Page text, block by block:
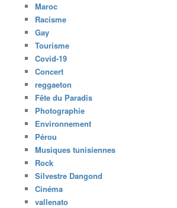
Maroc
Racisme
Gay
Tourisme
Covid-19
Concert
reggaeton
Fête du Paradis
Photographie
Environnement
Pérou
Musiques tunisiennes
Rock
Silvestre Dangond
Cinéma
vallenato